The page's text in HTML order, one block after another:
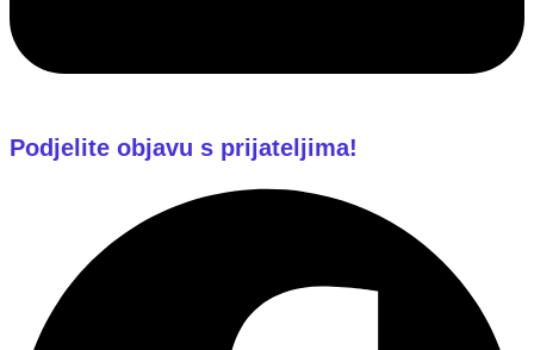
Podjelite objavu s prijateljima!